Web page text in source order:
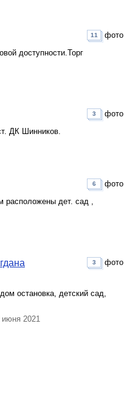
доступности.Торг
11 фото
ДК Шинников.
3 фото
дет. сад ,
6 фото
остановка, детский сад,
3 фото
2021